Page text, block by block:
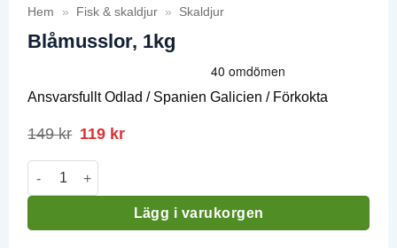
Hem » Fisk & skaldjur » Skaldjur
Blåmusslor, 1kg
Ansvarsfullt Odlad / Spanien Galicien / Förkokta
149kr Det
priset
var:
119 krDet
Blåmusslor, 1kg mängd
Lägg i varukorgen